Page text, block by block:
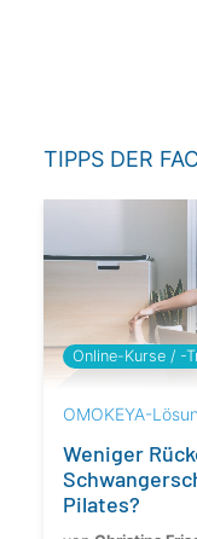
TIPPS DER
Online-Kurse / -
OMOKEYA-
Weniger
Pilates?